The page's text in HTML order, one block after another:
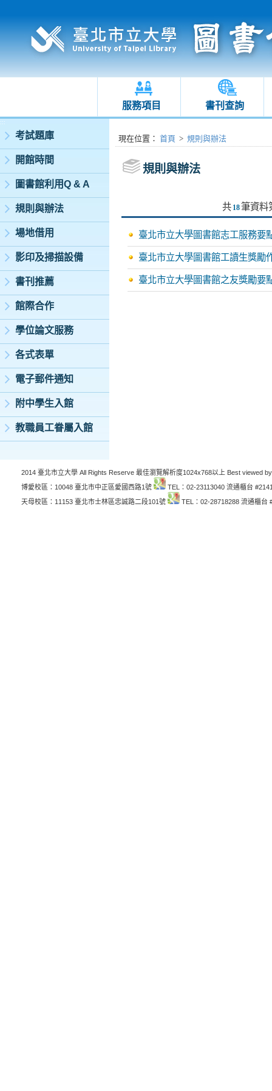
服務項目 書刊查詢
:::
考試題庫
開館時間
圖書館利用Q & A
規則與辦法
場地借用
影印及掃描設備
書刊推薦
館際合作
學位論文服務
各式表單
電子郵件通知
附中學生入館
教職員工眷屬入館
:::現在位置 ： 首頁 > 規則與辦法
規則與辦法
共 18筆資料
臺北市立大學圖書館志工服務要
臺北市立大學圖書館工讀生獎勵
臺北市立大學圖書館之友獎勵要
2014 臺北市立大學 All Rights Reserve 最佳瀏覽解析度1024x768以上 Best viewed
博愛校區：10048 臺北市中正區愛國西路1號
TEL：02-23113040 流通櫃台
天母校區：11153 臺北市士林區忠誠路二段101號
TEL：02-28718288 流通櫃台